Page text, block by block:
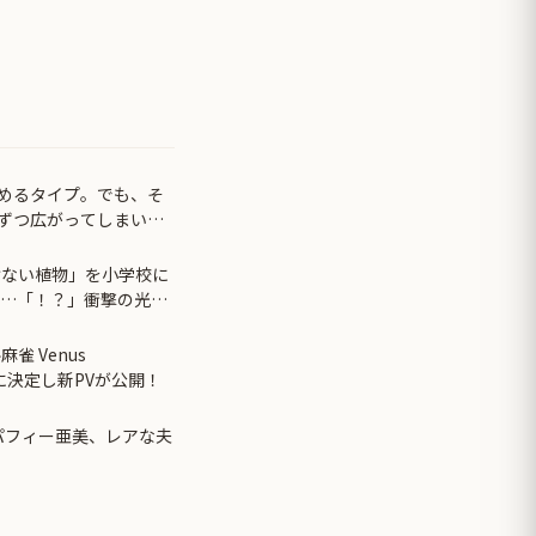
るタイプ。でも、そ
つ広がってしまい…
い植物」を小学校に
「！？」衝撃の光景
雀 Venus
定し新PVが公開！
ィー亜美、レアな夫